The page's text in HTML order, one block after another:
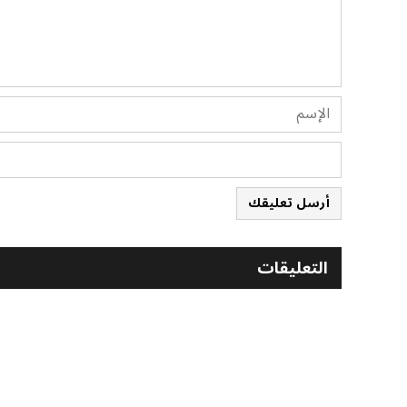
أرسل تعليقك
التعليقات